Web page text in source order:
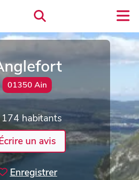
01350 Ain
habitants
un avis
Enregistrer